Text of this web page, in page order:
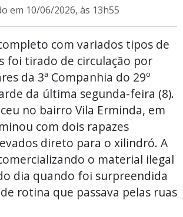
em 10/06/2026, às 13h55
com variados tipos de
foi tirado de circulação por
da 3ª Companhia do 29º
da última segunda-feira (8).
no bairro Vila Erminda, em
com dois rapazes
direto para o xilindró. A
o material ilegal
dia quando foi surpreendida
rotina que passava pelas ruas